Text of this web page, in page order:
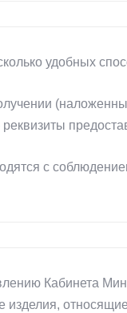
удобных
с
Кабинета
изделия,